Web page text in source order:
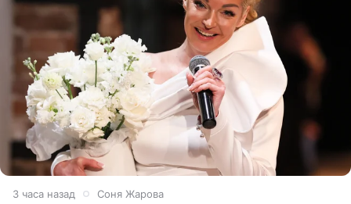
3 часа назад Соня Жарова